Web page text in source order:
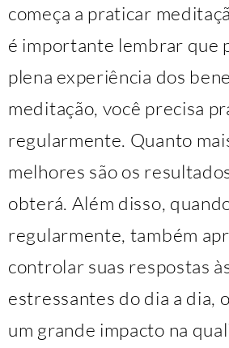
começa a praticar
é importante lembrar que
plena experiência dos
meditação, você precisa
regularmente. Quanto
melhores são os
obterá. Além disso,
regularmente, também
controlar suas respostas
estressantes do dia a dia,
um grande impacto na